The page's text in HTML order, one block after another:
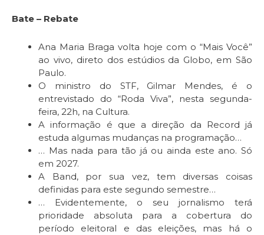
Bate – Rebate
Ana Maria Braga volta hoje com o “Mais Você”
ao vivo, direto dos estúdios da Globo, em São
Paulo.
O ministro do STF, Gilmar Mendes, é o
entrevistado do “Roda Viva”, nesta segunda-
feira, 22h, na Cultura.
A informação é que a direção da Record já
estuda algumas mudanças na programação…
… Mas nada para tão já ou ainda este ano. Só
em 2027.
A Band, por sua vez, tem diversas coisas
definidas para este segundo semestre…
… Evidentemente, o seu jornalismo terá
prioridade absoluta para a cobertura do
período eleitoral e das eleições, mas há o